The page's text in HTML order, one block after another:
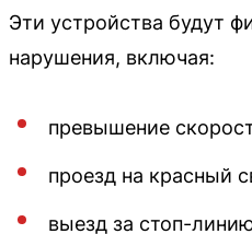
Эти устройства будут
нарушения, включая:
превышение
проезд на красный
выезд за стоп-